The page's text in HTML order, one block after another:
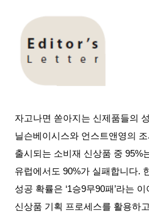
자고나면 쏟아지는 신제품들의
닐슨베이시스와 언스트앤영의
출시되는 소비재 신상품 중 95%
유럽에서도 90%가 실패합니다.
성공 확률은 ‘1승9무90패 ’라는 이
신상품 기획 프로세스를 활용하